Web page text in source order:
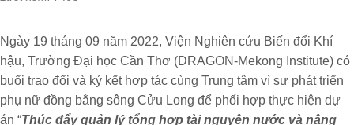
Ngày 19 tháng 09 năm 2022, Viện Nghiên cứu Biến đổi Khí
hậu, Trường Đại học Cần Thơ (DRAGON-Mekong Institute) có
buổi trao đổi và ký kết hợp tác cùng Trung tâm vì sự phát triển
phụ nữ đồng bằng sông Cửu Long để phối hợp thực hiện dự
án “Thúc đẩy quản lý tổng hợp tài nguyên nước và nâng